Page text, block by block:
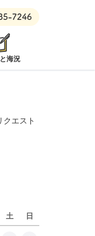
7246
海況
エスト
土 日